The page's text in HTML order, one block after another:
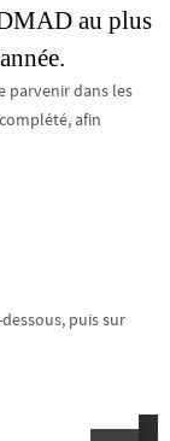
au plus
parvenir dans les
afin
puis sur